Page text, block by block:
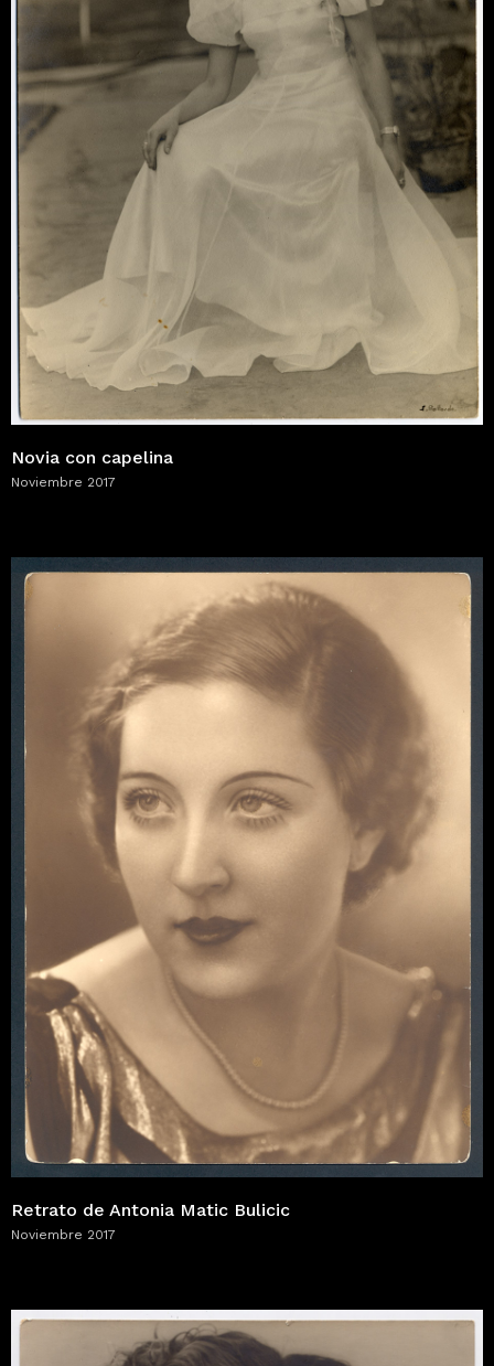
Novia con capelina
Noviembre 2017
Retrato de Antonia Matic Bulicic
Noviembre 2017